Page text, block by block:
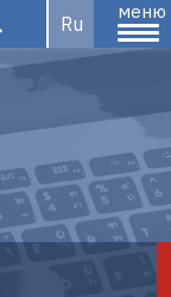
Ru
меню